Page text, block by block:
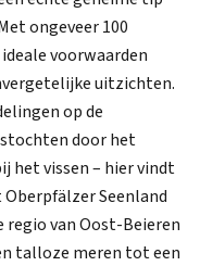
ongeveer 100
voorwaarden
uitzichten.
op de
door het
het vissen – hier vindt
Seenland
van Oost-Beieren
talloze meren tot een